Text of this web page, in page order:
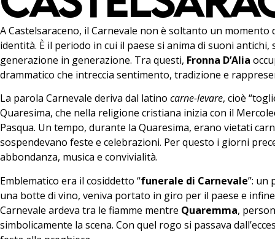
A Castelsaraceno, il Carnevale non è soltanto un
identità. È il periodo in cui il paese si anima di suoni
generazione in generazione. Tra questi, Fronna D’Alia
drammatico che intreccia sentimento, tradizione e
La parola Carnevale deriva dal latino carne-levare, cioè
Quaresima, che nella religione cristiana inizia con il
Pasqua. Un tempo, durante la Quaresima, erano vietati
sospendevano feste e celebrazioni. Per questo i giorni
abbondanza, musica e convivialità.
Emblematico era il cosiddetto “funerale di Carnevale”: un
una botte di vino, veniva portato in giro per il paese e
Carnevale ardeva tra le fiamme mentre Quaremma,
simbolicamente la scena. Con quel rogo si passava